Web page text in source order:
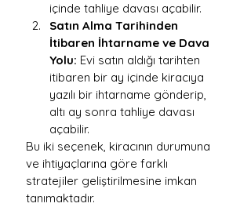
içinde tahliye davası açabilir.
Satın Alma Tarihinden
İtibaren İhtarname ve Dava
Yolu: Evi satın aldığı tarihten
itibaren bir ay içinde kiracıya
yazılı bir ihtarname gönderip,
altı ay sonra tahliye davası
açabilir.
Bu iki seçenek, kiracının durumuna
ve ihtiyaçlarına göre farklı
stratejiler geliştirilmesine imkan
tanımaktadır.